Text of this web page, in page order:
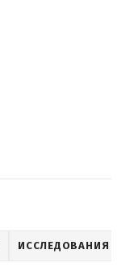
ИССЛЕДОВАНИЯ И